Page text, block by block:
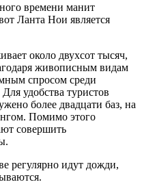
времени манит
Ланта Нои является
около двухсот тысяч,
живописным видам
спросом среди
удобства туристов
более двадцати баз, на
Помимо этого
совершить
регулярно идут дожди,